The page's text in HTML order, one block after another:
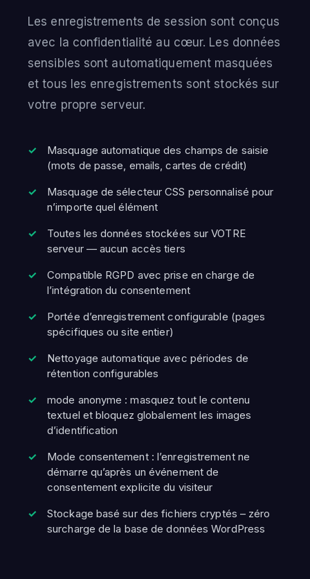
Les enregistrements de session sont conçus
avec la confidentialité au cœur. Les données
sensibles sont automatiquement masquées
et tous les enregistrements sont stockés sur
votre propre serveur.
Masquage automatique des champs de saisie
(mots de passe, emails, cartes de crédit)
Masquage de sélecteur CSS personnalisé pour
n’importe quel élément
Toutes les données stockées sur VOTRE
serveur — aucun accès tiers
Compatible RGPD avec prise en charge de
l’intégration du consentement
Portée d’enregistrement configurable (pages
spécifiques ou site entier)
Nettoyage automatique avec périodes de
rétention configurables
mode anonyme : masquez tout le contenu
textuel et bloquez globalement les images
d’identification
Mode consentement : l’enregistrement ne
démarre qu’après un événement de
consentement explicite du visiteur
Stockage basé sur des fichiers cryptés – zéro
surcharge de la base de données WordPress